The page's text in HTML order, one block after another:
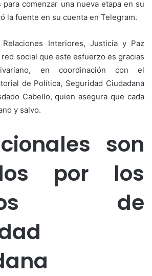
comenzar una nueva etapa en su
la fuente en su cuenta en Telegram.
Interiores, Justicia y Paz
social que este esfuerzo es gracias
en coordinación con el
de Política, Seguridad Ciudadana
Cabello, quien asegura que cada
y salvo.
son
por los
de